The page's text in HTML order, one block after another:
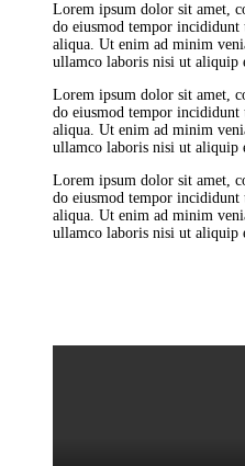
Lorem ipsum dolor sit amet,
do eiusmod tempor incididunt
aliqua. Ut enim ad minim
ullamco laboris nisi ut aliquip
Lorem ipsum dolor sit amet,
do eiusmod tempor incididunt
aliqua. Ut enim ad minim
ullamco laboris nisi ut aliquip
Lorem ipsum dolor sit amet,
do eiusmod tempor incididunt
aliqua. Ut enim ad minim
ullamco laboris nisi ut aliquip